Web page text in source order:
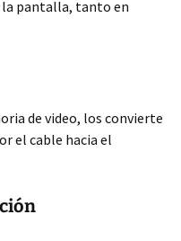
la pantalla, tanto en
de video, los convierte
el cable hacia el